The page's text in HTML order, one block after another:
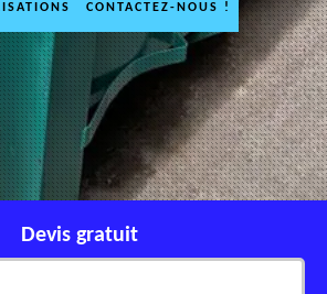
CONTACTEZ-NOUS !
Devis gratuit